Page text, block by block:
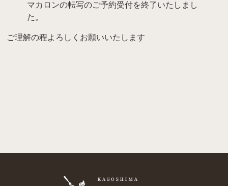
マカロンの転写のご予約受付を終了いたしまし
た。
ご理解の程よろしくお願いいたします